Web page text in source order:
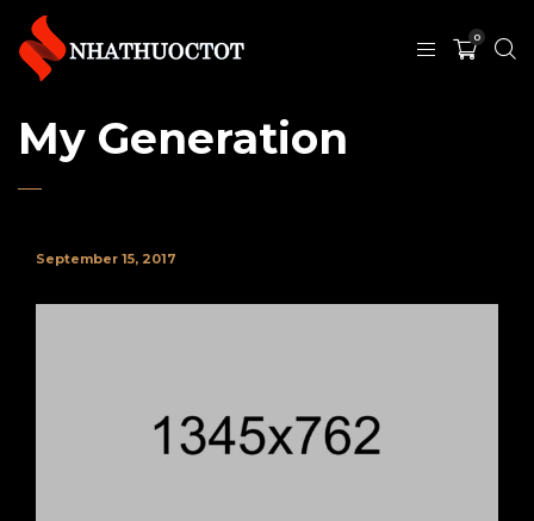
0
My Generation
September 15, 2017